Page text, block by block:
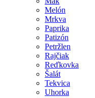
Melón
Mrkva
Paprika
Patizón
Petržlen
Rajčiak
Reďkovka
Šalát
Tekvica
Uhorka